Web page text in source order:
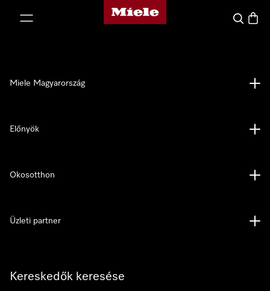
Miele honlapja
Kereses
Kereskedők keresése
Miele Magyarország
Előnyök
Okosotthon
Üzleti partner